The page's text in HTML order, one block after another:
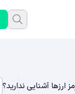
ارزها آشنایی ندارید؟